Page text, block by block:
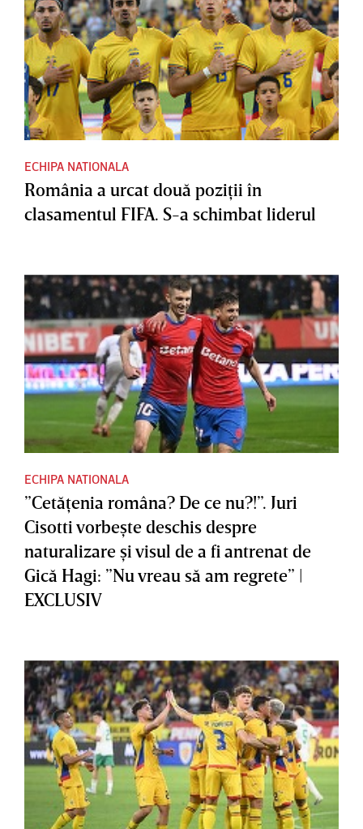
ECHIPA NATIONALA
România a urcat două poziţii în
clasamentul FIFA. S-a schimbat liderul
ECHIPA NATIONALA
”Cetăţenia româna? De ce nu?!”. Juri
Cisotti vorbeşte deschis despre
naturalizare şi visul de a fi antrenat de
Gică Hagi: ”Nu vreau să am regrete” |
EXCLUSIV